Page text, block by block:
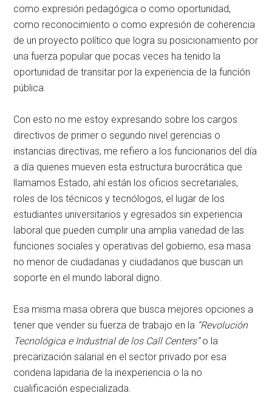
como expresión pedagógica o como oportunidad,
como reconocimiento o como expresión de coherencia
de un proyecto político que logra su posicionamiento por
una fuerza popular que pocas veces ha tenido la
oportunidad de transitar por la experiencia de la función
pública.
Con esto no me estoy expresando sobre los cargos
directivos de primer o segundo nivel gerencias o
instancias directivas, me refiero a los funcionarios del día
a día quienes mueven esta estructura burocrática que
llamamos Estado, ahí están los oficios secretariales,
roles de los técnicos y tecnólogos, el lugar de los
estudiantes universitarios y egresados sin experiencia
laboral que pueden cumplir una amplia variedad de las
funciones sociales y operativas del gobierno, esa masa
no menor de ciudadanas y ciudadanos que buscan un
soporte en el mundo laboral digno.
Esa misma masa obrera que busca mejores opciones a
tener que vender su fuerza de trabajo en la “Revolución
Tecnológica e Industrial de los Call Centers”o la
precarización salarial en el sector privado por esa
condena lapidaria de la inexperiencia o la no
cualificación especializada.